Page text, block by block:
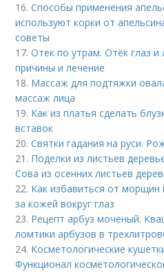
16.Способы применения
используют корки от
советы
17.Отек по утрам. Отёк глаз
причины и лечение
18. Массаж для подтяжки
массаж лица
19. Как из платья сделать
вставок
20.Святки гадания на руси.
21. Поделки из листьев
Сова из осенних листьев
22. Как избавиться от морщин
за кожей вокруг глаз
23. Рецепт арбуз моченый.
ломтики арбузов в
24. Косметологические
Функционал